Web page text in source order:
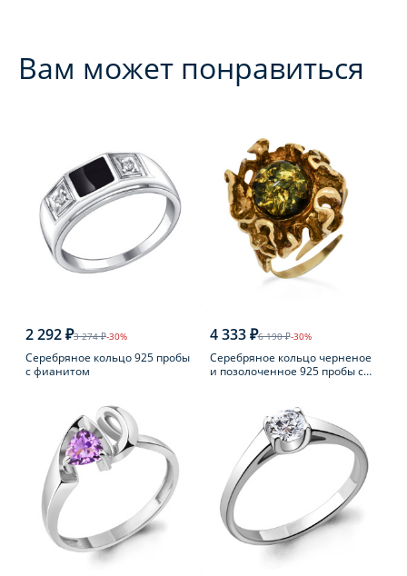
Вам может понравиться
2 292 ₽3 274 ₽-30%
Серебряное кольцо 925 пробы
с фианитом
4 333 ₽6 190 ₽-30%
Серебряное кольцо черненое
и позолоченное 925 пробы с